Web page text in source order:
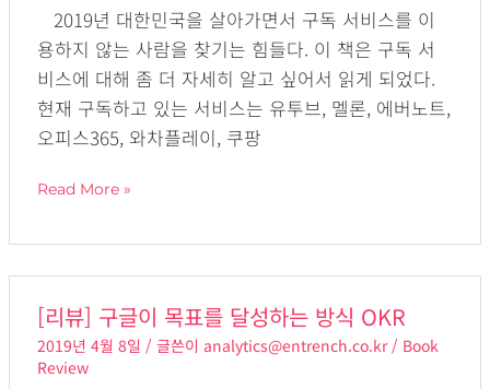
2019년 대한민국을 살아가면서 구독 서비스를 이
용하지 않는 사람을 찾기는 힘들다. 이 책은 구독 서
비스에 대해 좀 더 자세히 알고 싶어서 읽게 되었다.
현재 구독하고 있는 서비스는 유투브, 멜론, 에버노트,
오피스365, 와차플레이, 쿠팡
의
미
래
서
스
Read More »
[리뷰] 구글이 목표를 달성하는 방식 OKR
2019년 4월 8일 / 글쓴이 analytics@entrench.co.kr / Book
Review
뷰]
구
글